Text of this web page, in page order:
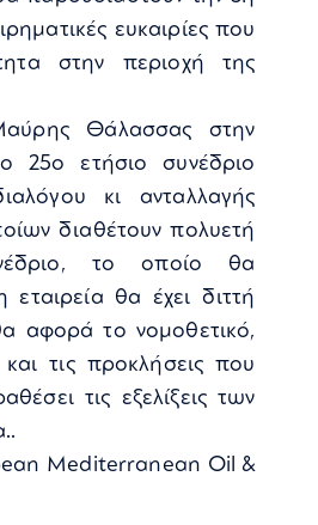
ευκαιρίες που
στην περιοχή της
Θάλασσας στην
25ο ετήσιο συνέδριο
κι ανταλλαγής
διαθέτουν πολυετή
το οποίο θα
θα έχει διττή
αφορά το νομοθετικό,
τις προκλήσεις που
τις εξελίξεις των
Mediterranean Oil &